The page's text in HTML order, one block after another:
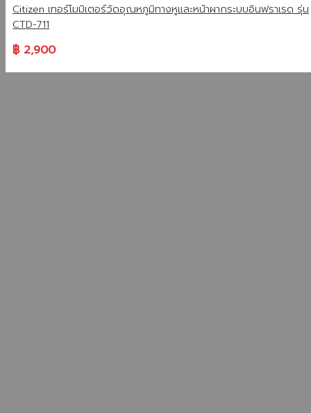
Citizen เทอร์โมมิเตอร์วัดอุณหภูมิทางหูและหน้าผากระบบอินฟราเรด รุ่น
CTD-711
฿2,900